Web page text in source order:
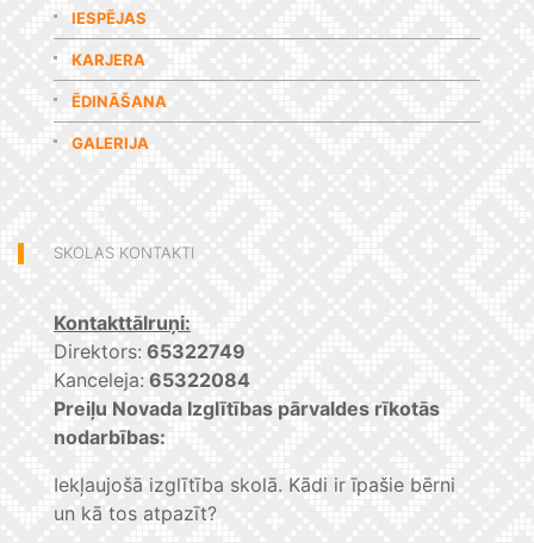
IESPĒJAS
KARJERA
ĒDINĀŠANA
GALERIJA
SKOLAS KONTAKTI
Kontakttālruņi:
Direktors: 65322749
Kanceleja: 65322084
Preiļu Novada Izglītības pārvaldes rīkotās
nodarbības:
Iekļaujošā izglītība skolā. Kādi ir īpašie bērni
un kā tos atpazīt?